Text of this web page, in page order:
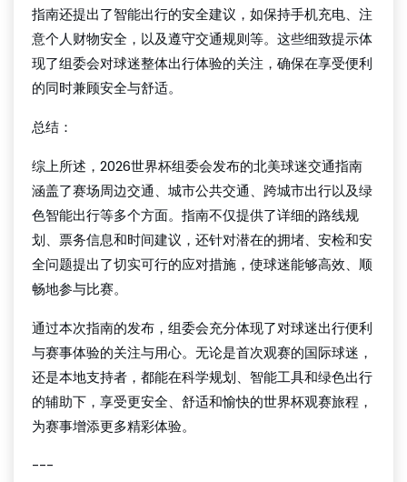
指南还提出了智能出行的安全建议，如保持手机充电、注
意个人财物安全，以及遵守交通规则等。这些细致提示体
现了组委会对球迷整体出行体验的关注，确保在享受便利
的同时兼顾安全与舒适。
总结：
综上所述，2026世界杯组委会发布的北美球迷交通指南
涵盖了赛场周边交通、城市公共交通、跨城市出行以及绿
色智能出行等多个方面。指南不仅提供了详细的路线规
划、票务信息和时间建议，还针对潜在的拥堵、安检和安
全问题提出了切实可行的应对措施，使球迷能够高效、顺
畅地参与比赛。
通过本次指南的发布，组委会充分体现了对球迷出行便利
与赛事体验的关注与用心。无论是首次观赛的国际球迷，
还是本地支持者，都能在科学规划、智能工具和绿色出行
的辅助下，享受更安全、舒适和愉快的世界杯观赛旅程，
为赛事增添更多精彩体验。
---